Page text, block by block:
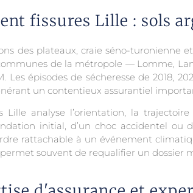
fissures Lille : sols
des plateaux, craie séno-
de la métropole — Lomme,
Les épisodes de sécheresse de 2018,
un contentieux assurantiel
analyse l’orientation, la
initial, d’un choc accidentel ou
rattachable à un événement
permet souvent de requalifier un